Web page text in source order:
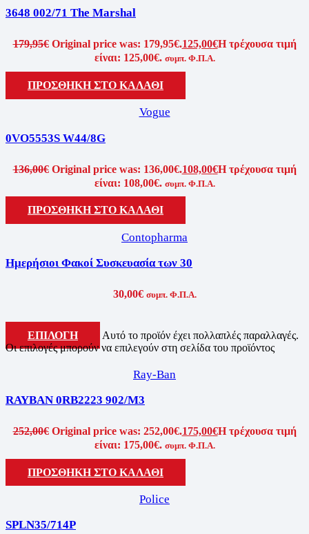
3648 002/71 The Marshal
179,95€ Original price was: 179,95€.125,00€Η τρέχουσα τιμή
είναι: 125,00€. συμπ. Φ.Π.Α.
ΠΡΟΣΘΗΚΗ ΣΤΟ ΚΑΛΑΘΙ
Vogue
0VO5553S W44/8G
136,00€ Original price was: 136,00€.108,00€Η τρέχουσα τιμή
είναι: 108,00€. συμπ. Φ.Π.Α.
ΠΡΟΣΘΗΚΗ ΣΤΟ ΚΑΛΑΘΙ
Contopharma
Ημερήσιοι Φακοί Συσκευασία των 30
30,00€ συμπ. Φ.Π.Α.
ΕΠΙΛΟΓΗ
Αυτό το προϊόν έχει πολλαπλές παραλλαγές.
Οι επιλογές μπορούν να επιλεγούν στη σελίδα του προϊόντος
Ray-Ban
RAYBAN 0RB2223 902/M3
252,00€ Original price was: 252,00€.175,00€Η τρέχουσα τιμή
είναι: 175,00€. συμπ. Φ.Π.Α.
ΠΡΟΣΘΗΚΗ ΣΤΟ ΚΑΛΑΘΙ
Police
SPLN35/714P